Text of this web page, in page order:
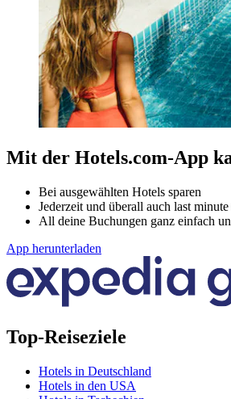
Mit der Hotels.com-App
Bei ausgewählten Hotels sparen
Jederzeit und überall auch last minute
All deine Buchungen ganz einfach
App herunterladen
Top-Reiseziele
Hotels in Deutschland
Hotels in den USA